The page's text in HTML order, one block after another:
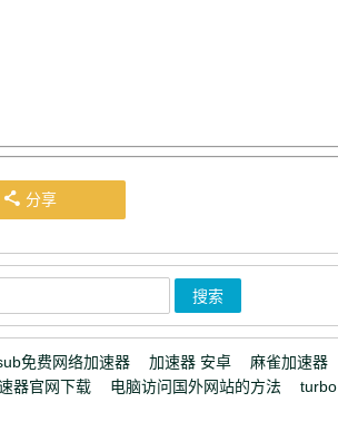
分享
免费网络加速器 加速器 安卓
麻雀加速器
器官网下载 电脑访问国外网站的方法
turbo